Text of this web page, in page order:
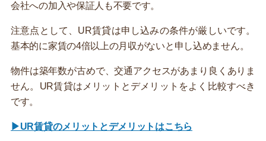
会社への加入や保証人も不要です。
注意点として、UR賃貸は申し込みの条件が厳しいです。
基本的に家賃の4倍以上の月収がないと申し込めません。
物件は築年数が古めで、交通アクセスがあまり良くありま
せん。UR賃貸はメリットとデメリットをよく比較すべき
です。
▶UR賃貸のメリットとデメリットはこちら